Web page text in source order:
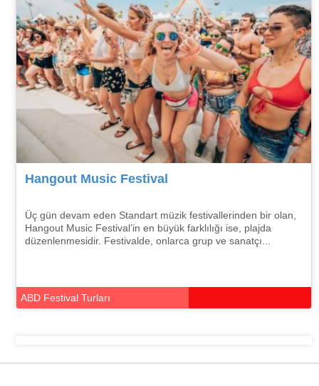
Hangout Music Festival
Üç gün devam eden Standart müzik festivallerinden bir olan,
Hangout Music Festival’in en büyük farklılığı ise, plajda
düzenlenmesidir. Festivalde, onlarca grup ve sanatçı...
ABD Festival Turları